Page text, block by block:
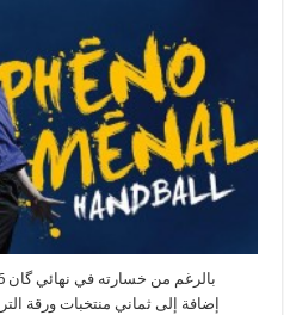
إضافة إلى ثماني منتخبات ورقة